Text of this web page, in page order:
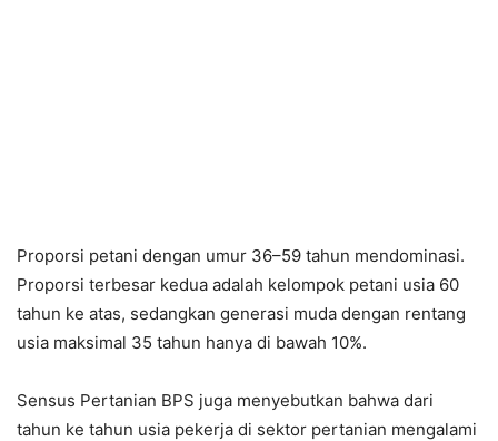
Proporsi petani dengan umur 36–59 tahun mendominasi.
Proporsi terbesar kedua adalah kelompok petani usia 60
tahun ke atas, sedangkan generasi muda dengan rentang
usia maksimal 35 tahun hanya di bawah 10%.
Sensus Pertanian BPS juga menyebutkan bahwa dari
tahun ke tahun usia pekerja di sektor pertanian mengalami